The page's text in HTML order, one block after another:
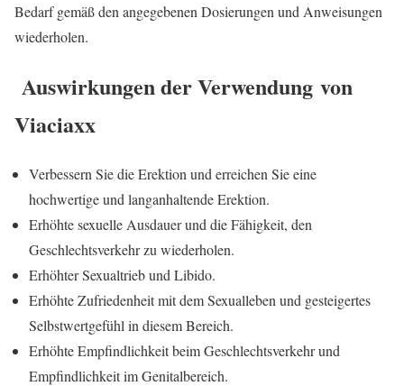
Bedarf gemäß den angegebenen Dosierungen und Anweisungen
wiederholen.
Auswirkungen der Verwendung von
Viaciaxx
Verbessern Sie die Erektion und erreichen Sie eine
hochwertige und langanhaltende Erektion.
Erhöhte sexuelle Ausdauer und die Fähigkeit, den
Geschlechtsverkehr zu wiederholen.
Erhöhter Sexualtrieb und Libido.
Erhöhte Zufriedenheit mit dem Sexualleben und gesteigertes
Selbstwertgefühl in diesem Bereich.
Erhöhte Empfindlichkeit beim Geschlechtsverkehr und
Empfindlichkeit im Genitalbereich.